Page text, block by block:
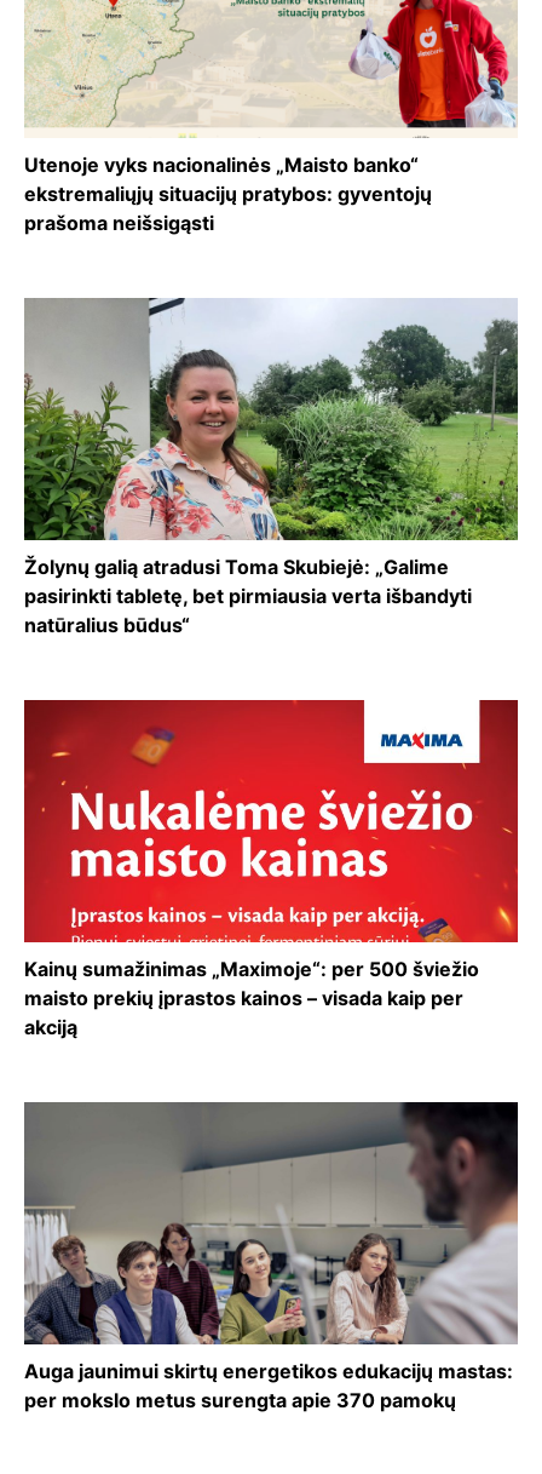
Utenoje vyks nacionalinės „Maisto banko“
ekstremaliųjų situacijų pratybos: gyventojų
prašoma neišsigąsti
Žolynų galią atradusi Toma Skubiejė: „Galime
pasirinkti tabletę, bet pirmiausia verta išbandyti
natūralius būdus“
Kainų sumažinimas „Maximoje“: per 500 šviežio
maisto prekių įprastos kainos – visada kaip per
akciją
Auga jaunimui skirtų energetikos edukacijų mastas:
per mokslo metus surengta apie 370 pamokų